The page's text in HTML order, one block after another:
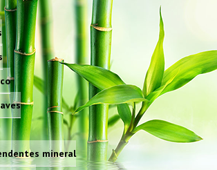
mineral